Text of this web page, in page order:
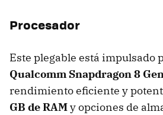
Procesador
Este plegable está impulsado
Qualcomm Snapdragon 8
rendimiento eficiente y
GB de RAMy opciones de